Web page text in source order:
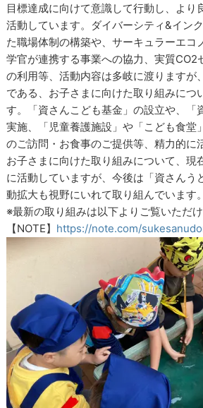
目標達成に向けて意識して行動し、より
活動しています。ダイバーシティ&イン
た職場体制の構築や、サーキュラーエコ
学官が連携する事業への協力、実質CO2
の利用等、活動内容は多岐に渡りますが
である、お子さまに向けた取り組みにつ
す。「資さんこども基金」の設立や、「
実施、「児童養護施設」や「こども食堂
のご訪問・お食事のご提供等、精力的に
お子さまに向けた取り組みについて、現
に活動していますが、今後は「資さんう
動拡大も視野にいれて取り組んでいます。
※最新の取り組みは以下よりご覧いただ
【NOTE】 https://note.com/